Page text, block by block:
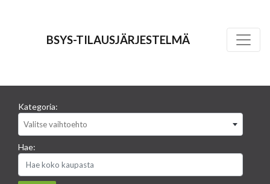
BSYS-TILAUSJÄRJESTELMÄ
Kategoria:
Valitse vaihtoehto
Hae: